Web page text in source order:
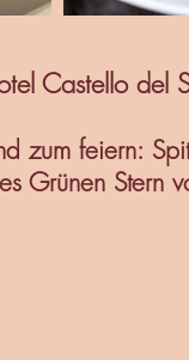
Castello del
zum feiern:
Grünen Stern